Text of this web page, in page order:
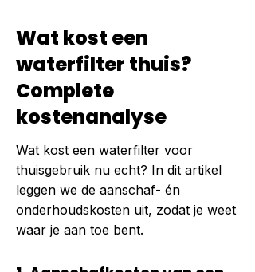
Wat kost een
waterfilter thuis?
Complete
kostenanalyse
Wat kost een waterfilter voor
thuisgebruik nu echt? In dit artikel
leggen we de aanschaf- én
onderhoudskosten uit, zodat je weet
waar je aan toe bent.